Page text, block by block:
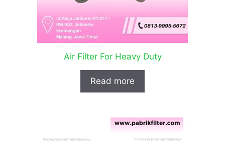
Air Filter For Heavy Duty
Read more